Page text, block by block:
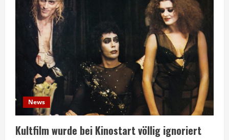
News
Kultfilm wurde bei Kinostart völlig ignoriert